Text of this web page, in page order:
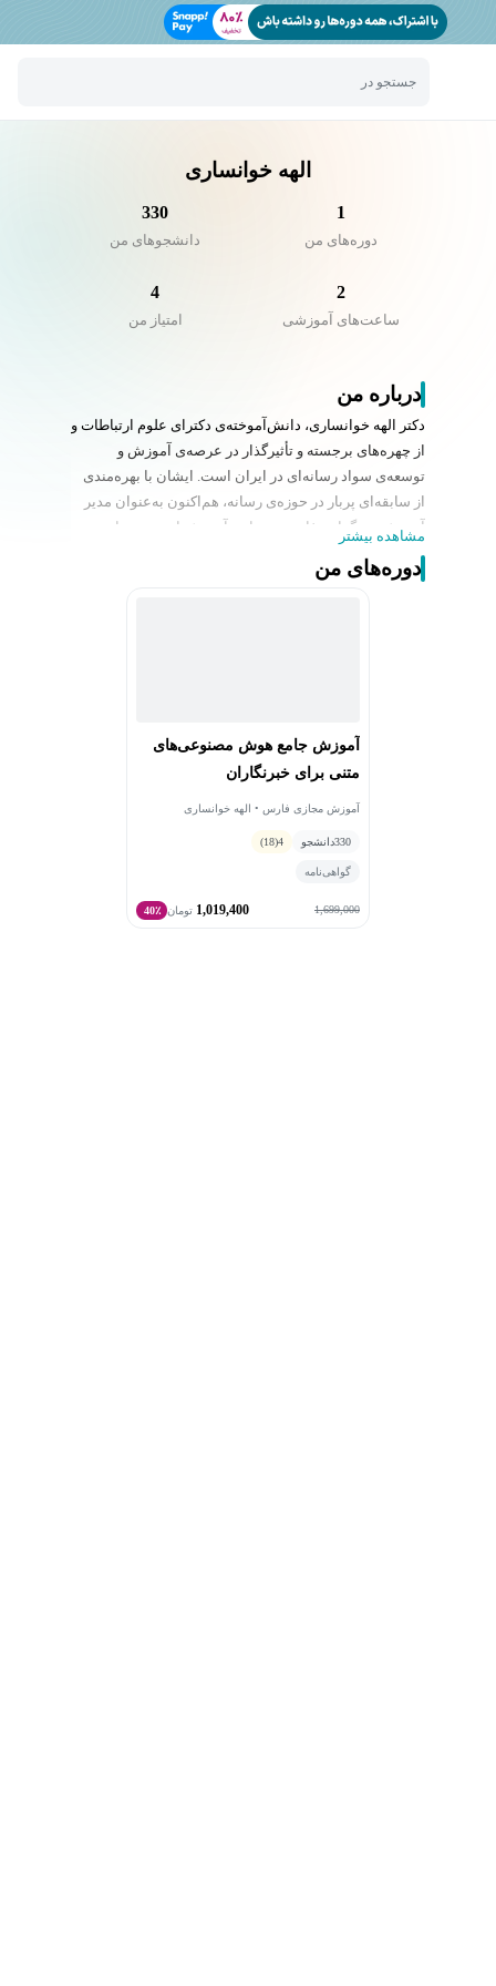
جستجو در
الهه خوانساری
1
دوره‌های من
330
دانشجو‌های من
2
ساعت‌های آموزشی
4
امتیاز من
درباره من
دکتر الهه خوانساری، دانش‌آموخته‌ی دکترای علوم ارتباطات و
از چهره‌های برجسته و تأثیرگذار در عرصه‌ی آموزش و
توسعه‌ی سواد رسانه‌ای در ایران است. ایشان با بهره‌مندی
از سابقه‌ای پربار در حوزه‌ی رسانه، هم‌اکنون به‌عنوان مدیر
آموزش خبرگزاری فارس و معاون آموزش انجمن سواد
رسانه‌ای ایران مشغول فعالیت هستند. به‌عنوان مدرس
رسمی انجمن سواد رسانه‌ای، دوره‌های آموزشی متعددی را
افزون بر فعالیت‌های آموزشی، دکتر خوانساری در حوزه‌ی
سیاست‌گذاری فرهنگی نیز نقشی فعال و ممتاز داشته‌اند؛
عضویت در شورای سیاست‌گذاری جایزه‌ی جهانی اربعین و
ریاست هیئت داوران جشنواره‌ی ملی و بین‌المللی رسانه‌ی
بانوان (حریم رسالت)، از جمله مسئولیت‌های کلیدی ایشان
به‌عنوان یکی از چهره‌های شاخص رسانه‌ای کشور، گواهی بر
مشاهده بیشتر
دوره‌های من
آموزش جامع هوش مصنوعی‌های
متنی برای خبرنگاران
آموزش مجازی فارس • الهه خوانساری
330دانشجو 4
(18)
گواهی‌نامه
1,699,000
1,019,400 تومان 40٪